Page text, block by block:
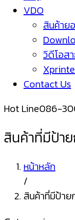
VDO
สินค้าย
วิดีโอส
Contact Us
Hot Line086-
สินค้าที่มีป้า
หน้าหลัก
/
สินค้าที่มีป้าย